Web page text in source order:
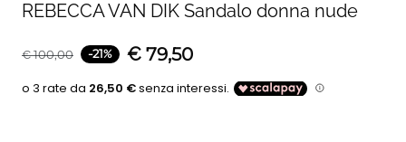
REBECCA VAN DIK Sandalo donna nude
€100,00 -21% € 79,50